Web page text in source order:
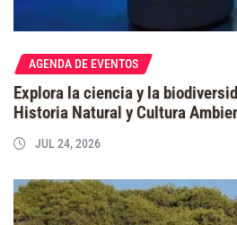
AGENDA DE EVENTOS
Explora la ciencia y la
Historia Natural y Cultura
JUL 24, 2026